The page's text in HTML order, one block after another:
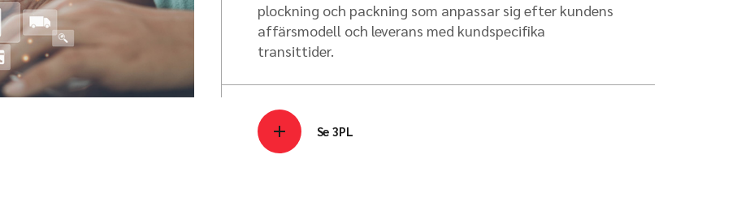
plockning och packning som anpassar sig efter kundens
affärsmodell och leverans med kundspecifika
transittider.
Se 3PL